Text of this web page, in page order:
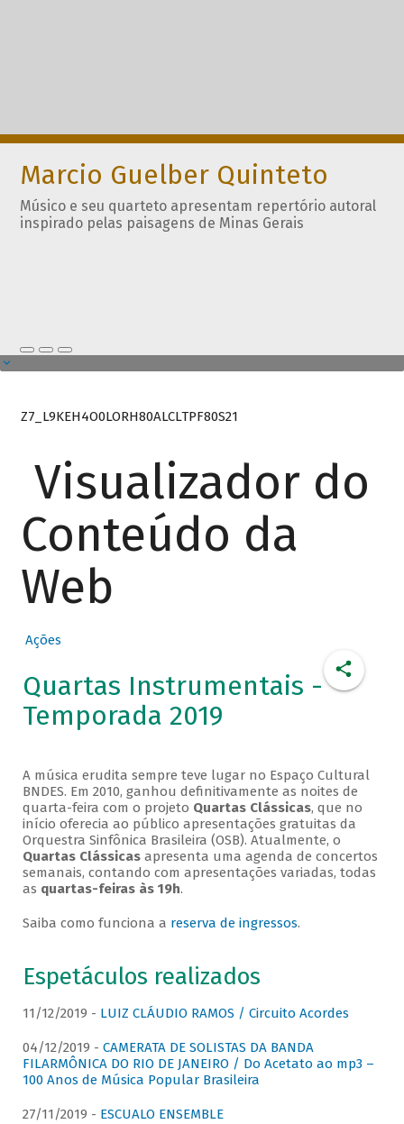
Marcio Guelber Quinteto
Músico e seu quarteto apresentam repertório autoral
inspirado pelas paisagens de Minas Gerais
Z7_L9KEH4O0LORH80ALCLTPF80S21
Visualizador do
Conteúdo da
Web
Ações
Quartas Instrumentais -
Temporada 2019
A música erudita sempre teve lugar no Espaço Cultural
BNDES. Em 2010, ganhou definitivamente as noites de
quarta-feira com o projeto Quartas Clássicas, que no
início oferecia ao público apresentações gratuitas da
Orquestra Sinfônica Brasileira (OSB). Atualmente, o
Quartas Clássicasapresenta uma agenda de concertos
semanais, contando com apresentações variadas, todas
as quartas-feiras às 19h.
Saiba como funciona a reserva de ingressos.
Espetáculos realizados
11/12/2019 - LUIZ CLÁUDIO RAMOS / Circuito Acordes
04/12/2019 - CAMERATA DE SOLISTAS DA BANDA
FILARMÔNICA DO RIO DE JANEIRO / Do Acetato ao mp3 –
100 Anos de Música Popular Brasileira
27/11/2019 - ESCUALO ENSEMBLE